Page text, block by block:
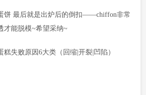
饼 最后就是出炉后的倒扣——chiffon非常
才能脱模~希望采纳~
糕失败原因6大类（回缩|开裂|凹陷）